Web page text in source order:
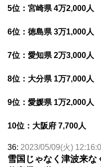
5位：宮崎県 4万2,000人
6位：徳島県 3万1,000人
7位：愛知県 2万3,000人
8位：大分県 1万7,000人
9位：愛媛県 1万2,000人
10位：大阪府 7,700人
36: 2023/05/09(火)
雪国じゃなく津波来な